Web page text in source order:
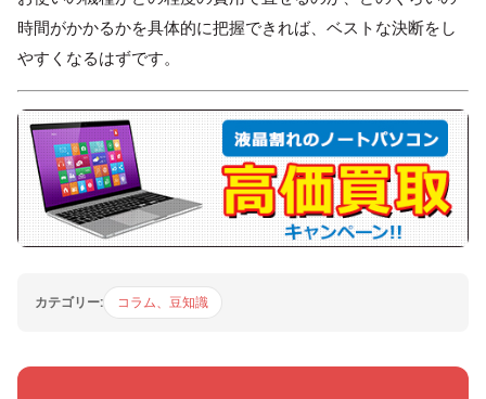
時間がかかるかを具体的に把握できれば、ベストな決断をし
やすくなるはずです。
カテゴリー: コラム、豆知識